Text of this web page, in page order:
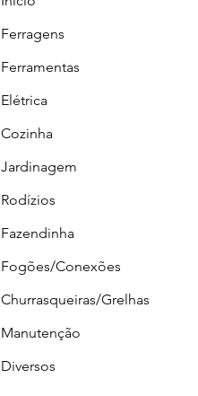
Ferragens
Ferramentas
Elétrica
Cozinha
Jardinagem
Rodízios
Fazendinha
Fogões/Conexões
Churrasqueiras/Grelhas
Manutenção
Diversos